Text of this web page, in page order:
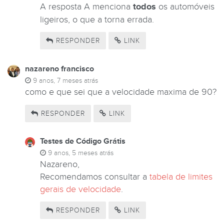
A resposta A menciona todos os automóveis
ligeiros, o que a torna errada.
RESPONDER LINK
nazareno francisco
9 anos, 7 meses atrás
como e que sei que a velocidade maxima de 90?
RESPONDER LINK
Testes de Código Grátis
9 anos, 5 meses atrás
Nazareno,
Recomendamos consultar a tabela de limites
gerais de velocidade.
RESPONDER LINK